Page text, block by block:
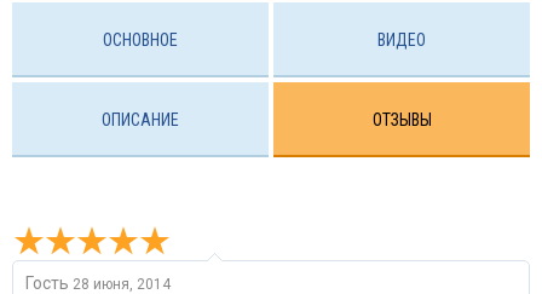
ОСНОВНОЕ ВИДЕО
ОПИСАНИЕ ОТЗЫВЫ
Гость 28 июня, 2014